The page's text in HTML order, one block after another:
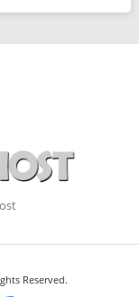
Reserved.